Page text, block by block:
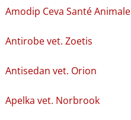
Amodip Ceva Santé Animale
Antirobe vet. Zoetis
Antisedan vet. Orion
Apelka vet. Norbrook